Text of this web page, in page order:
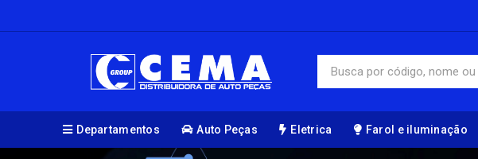
Departamentos Auto Peças Eletrica Farol e iluminação